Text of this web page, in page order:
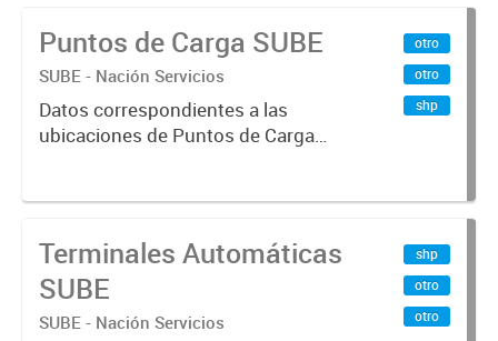
de viajes del sistema único de
boleto electrónico(SUBE) para el
periodo registrado...
Puntos de Carga SUBE
SUBE - Nación Servicios
Datos correspondientes a las
ubicaciones de Puntos de Carga
otro
otro
shp
Terminales Automáticas
SUBE
SUBE - Nación Servicios
shp
otro
otro